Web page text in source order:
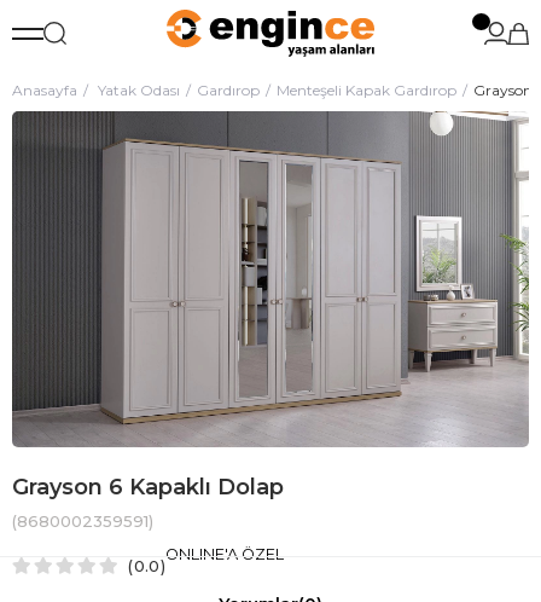
Anasayfa Yatak Odası Gardırop Menteşeli Kapak Gardırop Grayson
Grayson 6 Kapaklı Dolap
(8680002359591)
0.0
ONLINE'A ÖZEL